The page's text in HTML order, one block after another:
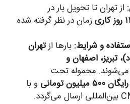
از تهران تا تحویل بار در
زمان در نظر گرفته شده
و شرایط: بارها ازتهران
تبریز، اصفهان و
محموله تحت
تومانی
و با